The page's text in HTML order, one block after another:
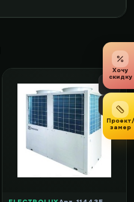
Хочу
скидку
Проект/
замер